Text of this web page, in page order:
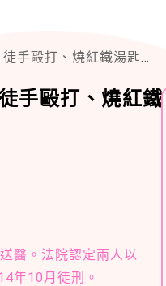
匙燙傷，高溫熱水澆淋全身
手毆打、燒紅鐵
醫。法院認定兩人以
年10月徒刑。